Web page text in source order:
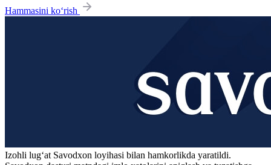
Hammasini ko‘rish
Izohli lugʻat Savodxon loyihasi bilan hamkorlikda yaratildi.